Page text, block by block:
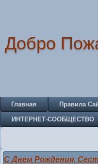
Добро
Главная Правила
ИНТЕРНЕТ-СООБЩЕСТВО
С Днем Рождения,